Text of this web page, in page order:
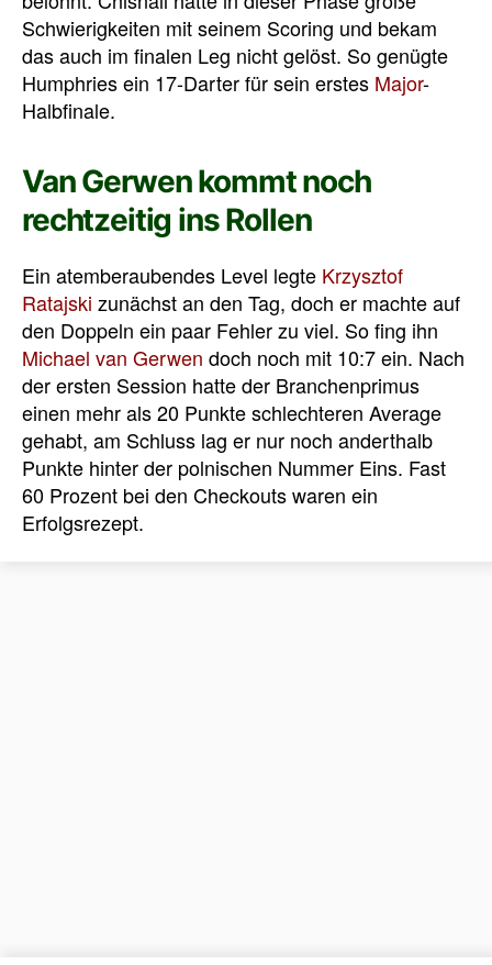
Schwierigkeiten mit seinem Scoring und bekam
das auch im finalen Leg nicht gelöst. So genügte
Humphries ein 17-Darter für sein erstes Major-
Halbfinale.
Van Gerwen kommt noch
rechtzeitig ins Rollen
Ein atemberaubendes Level legte Krzysztof
Ratajski zunächst an den Tag, doch er machte auf
den Doppeln ein paar Fehler zu viel. So fing ihn
Michael van Gerwen doch noch mit 10:7 ein. Nach
der ersten Session hatte der Branchenprimus
einen mehr als 20 Punkte schlechteren Average
gehabt, am Schluss lag er nur noch anderthalb
Punkte hinter der polnischen Nummer Eins. Fast
60 Prozent bei den Checkouts waren ein
Erfolgsrezept.